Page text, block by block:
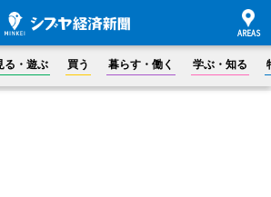
る・遊ぶ 買う 暮らす・働く 学ぶ・知る